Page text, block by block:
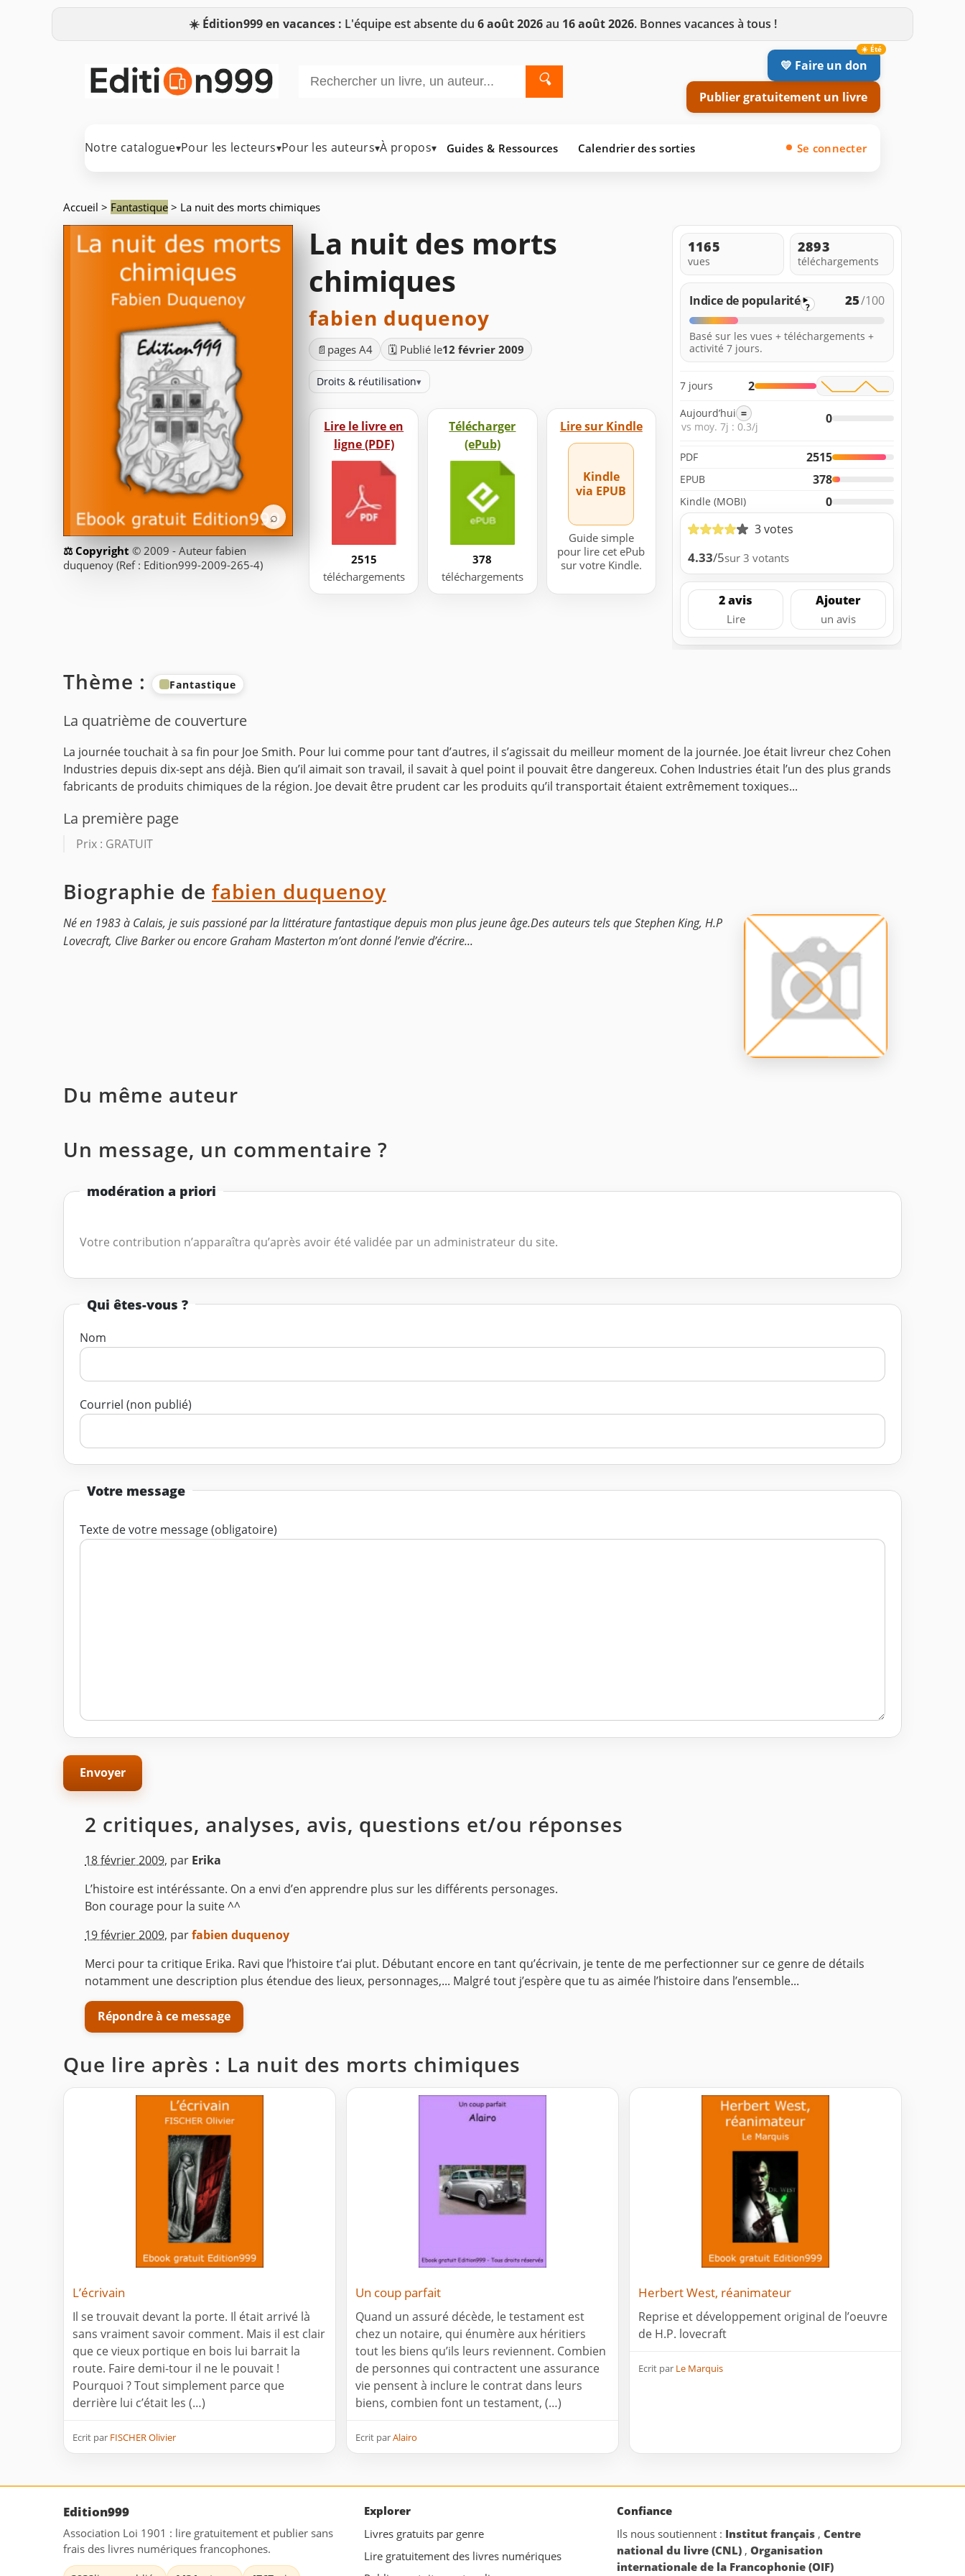
☀️ Édition999 en vacances : L'équipe est absente du 6 août 2026au 16 août 2026. Bonnes vacances à tous !
🔍
💛 Faire un don
Publier gratuitement un livre
Notre catalogue▾Pour les lecteurs▾Pour les auteurs▾À propos▾ Guides & Ressources Calendrier des sorties Se connecter
Accueil > Fantastique > La nuit des morts chimiques
⌕
© 2009 - Auteur fabien
duquenoy (Ref : Edition999-2009-265-4)
La nuit des morts
chimiques
fabien duquenoy
📄 pages A4 🗓️ Publié le12 février 2009
Droits & réutilisation▾
Lire le livre en
ligne (PDF)
2515
téléchargements
Télécharger
(ePub)
378
téléchargements
Lire sur Kindle
Kindle
via EPUB
Guide simple
pour lire cet ePub
sur votre Kindle.
1165
vues
2893
téléchargements
Indice de popularité ? 25/100
Basé sur les vues + téléchargements +
activité 7 jours.
7 jours 2
Aujourd’hui =
vs moy. 7j : 0.3/j
0
PDF 2515
EPUB 378
Kindle (MOBI)
0
3 votes
4.33/5sur 3 votants
2 avis
Lire
Ajouter
un avis
Thème : Fantastique
La quatrième de couverture
La journée touchait à sa fin pour Joe Smith. Pour lui comme pour tant d’autres, il s’agissait du meilleur moment de la journée. Joe était livreur chez Cohen
Industries depuis dix-sept ans déjà. Bien qu’il aimait son travail, il savait à quel point il pouvait être dangereux. Cohen Industries était l’un des plus grands
fabricants de produits chimiques de la région. Joe devait être prudent car les produits qu’il transportait étaient extrêmement toxiques...
La première page
Prix : GRATUIT
Biographie de fabien duquenoy
Né en 1983 à Calais, je suis passioné par la littérature fantastique depuis mon plus jeune âge.Des auteurs tels que Stephen King, H.P
Lovecraft, Clive Barker ou encore Graham Masterton m’ont donné l’envie d’écrire...
Du même auteur
Un message, un commentaire ?
modération a priori
Votre contribution n’apparaîtra qu’après avoir été validée par un administrateur du site.
Qui êtes-vous ?
Nom
Courriel (non publié)
Votre message
Texte de votre message (obligatoire)
2 critiques, analyses, avis, questions et/ou réponses
18 février 2009, par Erika
L’histoire est intéréssante. On a envi d’en apprendre plus sur les différents personages.
Bon courage pour la suite ^^
^
19 février 2009, parfabien duquenoy
Merci pour ta critique Erika. Ravi que l’histoire t’ai plut. Débutant encore en tant qu’écrivain, je tente de me perfectionner sur ce genre de détails
notamment une description plus étendue des lieux, personnages,... Malgré tout j’espère que tu as aimée l’histoire dans l’ensemble...
Répondre à ce message
Que lire après : La nuit des morts chimiques
L’écrivain
Il se trouvait devant la porte. Il était arrivé là
sans vraiment savoir comment. Mais il est clair
que ce vieux portique en bois lui barrait la
route. Faire demi-tour il ne le pouvait !
Pourquoi ? Tout simplement parce que
derrière lui c’était les (…)
Ecrit par FISCHER Olivier
Un coup parfait
Quand un assuré décède, le testament est
chez un notaire, qui énumère aux héritiers
tout les biens qu’ils leurs reviennent. Combien
de personnes qui contractent une assurance
vie pensent à inclure le contrat dans leurs
biens, combien font un testament, (…)
Ecrit parAlairo
Herbert West, réanimateur
Reprise et développement original de l’oeuvre
de H.P. lovecraft
Ecrit par Le Marquis
Edition999
Association Loi 1901 : lire gratuitement et publier sans
frais des livres numériques francophones.
Explorer
Livres gratuits par genre
Lire gratuitement des livres numériques
Confiance
Ils nous soutiennent : Institut français ,Centre
national du livre (CNL) ,Organisation
internationale de la Francophonie (OIF)